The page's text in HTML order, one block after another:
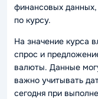
финансовых данных,
по курсу.
На значение курса
спрос и
валюты. Данные
важно учитывать
сегодня при